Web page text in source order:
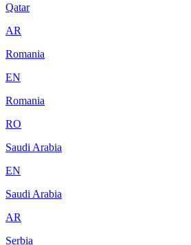
Qatar
AR
Romania
EN
Romania
RO
Saudi Arabia
EN
Saudi Arabia
AR
Serbia